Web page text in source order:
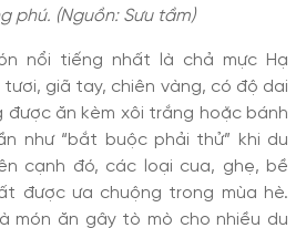
phú. (Nguồn: Sưu tầm)
nổi tiếng nhất là chả mực Hạ
tươi, giã tay, chiên vàng, có độ dai
được ăn kèm xôi trắng hoặc bánh
như “bắt buộc phải thử” khi du
cạnh đó, các loại cua, ghẹ, bề
được ưa chuộng trong mùa hè.
món ăn gây tò mò cho nhiều du